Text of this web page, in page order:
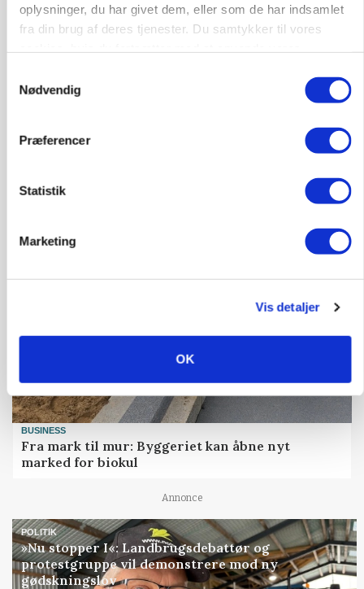
oplysninger, du har givet dem, eller som de har indsamlet
fra din brug af deres tjenester. Du samtykker til vores
Nødvendig
Præferencer
Statistik
Marketing
Vis detaljer
OK
BUSINESS
Fra mark til mur: Byggeriet kan åbne nyt
marked for biokul
Annonce
POLITIK
»Nu stopper I«: Landbrugsdebattør og
protestgruppe vil demonstrere mod ny
gødskningslov